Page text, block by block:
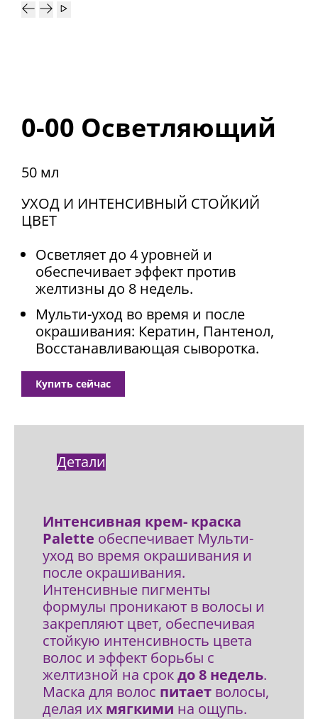
0-00 Осветляющий
50 мл
УХОД И ИНТЕНСИВНЫЙ СТОЙКИЙ
ЦВЕТ
Осветляет до 4 уровней и
обеспечивает эффект против
желтизны до 8 недель.
Мульти-уход во время и после
окрашивания: Кератин, Пантенол,
Восстанавливающая сыворотка.
Купить сейчас
Детали
Интенсивная крем- краска
Palette обеспечивает Мульти-
уход во время окрашивания и
после окрашивания.
Интенсивные пигменты
формулы проникают в волосы и
закрепляют цвет, обеспечивая
стойкую интенсивность цвета
волос и эффект борьбы с
желтизной на срокдо 8 недель.
Маска для волос питает волосы,
делая их мягкими на ощупь.